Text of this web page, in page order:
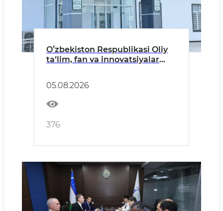
Oʻzbekiston Respublikasi Oliy
taʼlim, fan va innovatsiyalar
universitetiga tashrif buyurdi.
05.08.2026
376